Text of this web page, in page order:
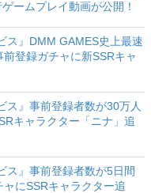
ームプレイ動画が公開！
ス』DMM GAMES史上最速
登録ガチャに新SSRキャ
ス』事前登録者数が30万人
キャラクター「ニナ」追
ス』事前登録者数が5日間
にSSRキャラクター追